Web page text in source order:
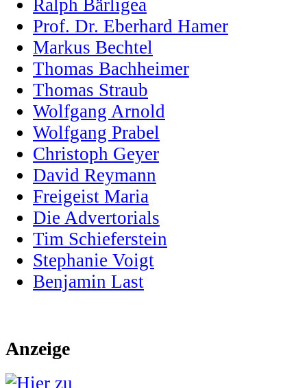
Ralph Bärligea
Prof. Dr. Eberhard Hamer
Markus Bechtel
Thomas Bachheimer
Thomas Straub
Wolfgang Arnold
Wolfgang Prabel
Christoph Geyer
David Reymann
Freigeist Maria
Die Advertorials
Tim Schieferstein
Stephanie Voigt
Benjamin Last
Anzeige